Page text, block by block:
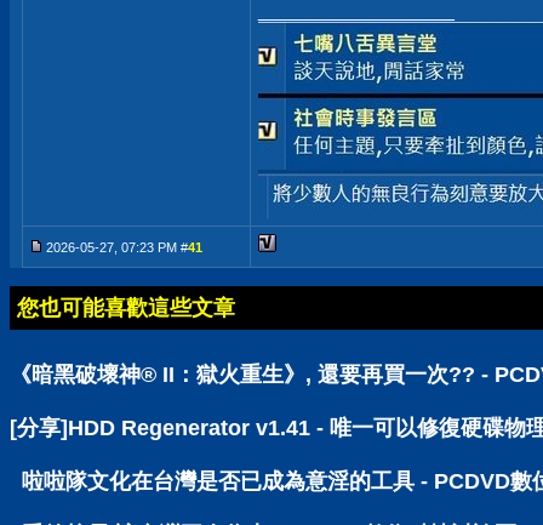
2026-05-27, 07:23 PM #41
您也可能喜歡這些文章
《暗黑破壞神® II：獄火重生》, 還要再買一次?? -
[分享]HDD Regenerator v1.41 - 唯一可以修復硬碟物
啦啦隊文化在台灣是否已成為意淫的工具 - PCDVD數